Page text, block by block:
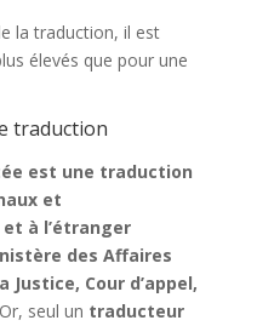
la traduction, il est
élevés que pour une
traduction
est une traduction
et
à l’étranger
des Affaires
Cour d’appel,
Or, seul un traducteur